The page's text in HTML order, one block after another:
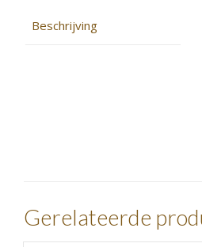
Beschrijving
Gerelateerde